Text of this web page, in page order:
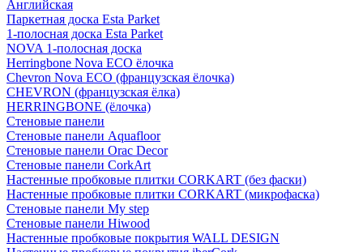
Английская
Паркетная доска Esta Parket
1-полосная доска Esta Parket
NOVA 1-полосная доска
Herringbone Nova ECO ёлочка
Chevron Nova ECO (французская ёлочка)
CHEVRON (французская ёлка)
HERRINGBONE (ёлочка)
Стеновые панели
Стеновые панели Aquafloor
Стеновые панели Orac Decor
Стеновые панели CorkArt
Настенные пробковые плитки CORKART (без фаски)
Настенные пробковые плитки CORKART (микрофаска)
Стеновые панели My step
Стеновые панели Hiwood
Настенные пробковые покрытия WALL DESIGN